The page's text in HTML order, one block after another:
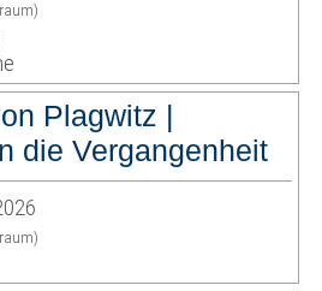
Plagwitz |
die Vergangenheit